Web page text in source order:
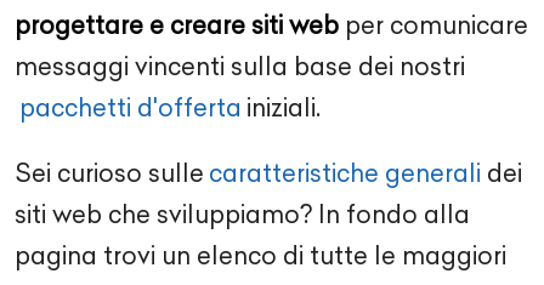
progettare e creare siti web per comunicare
messaggi vincenti sulla base dei nostri
pacchetti d'offerta iniziali.
Sei curioso sulle caratteristiche generali dei
siti web che sviluppiamo? In fondo alla
pagina trovi un elenco di tutte le maggiori